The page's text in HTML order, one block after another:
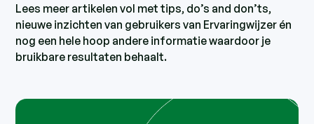
Lees meer artikelen vol met tips, do’s and don’ts,
nieuwe inzichten van gebruikers van Ervaringwijzer én
nog een hele hoop andere informatie waardoor je
bruikbare resultaten behaalt.